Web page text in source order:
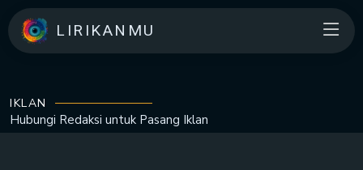
LIRIKANMU
IKLAN
Hubungi Redaksi untuk Pasang Iklan